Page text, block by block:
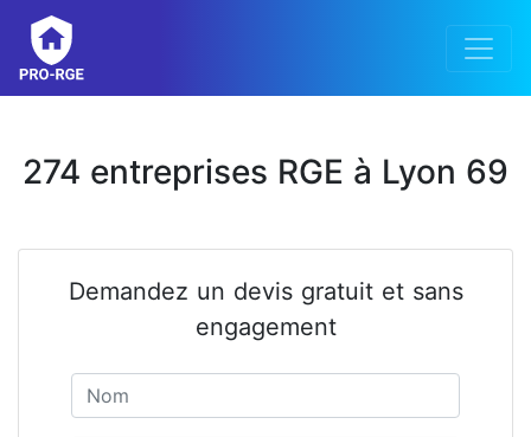
274 entreprises RGE à Lyon 69
Demandez un devis gratuit et sans
engagement